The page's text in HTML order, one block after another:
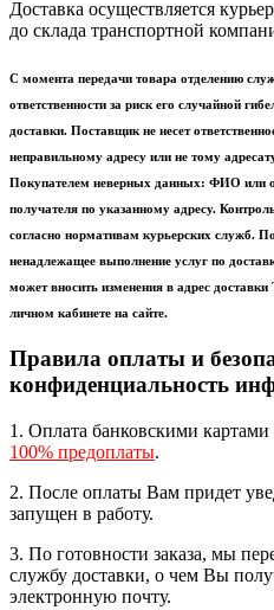
Доставка осуществляется
до склада транспортной
С момента передачи товара отделению
ответственности за риск его случайной
доставки. Поставщик не несет
неправильному адресу или не тому
Покупателем неверных данных: ФИО или
получателя по указанному адресу.
согласно нормативам курьерских служб.
ненадлежащее выполнение услуг по
может вносить изменения в адрес доставки
личном кабинете на сайте.
Правила оплаты и
конфиденциальность
1. Оплата банковскими картами
100% предоплаты.
2. После оплаты Вам придет
запущен в работу.
3. По готовности заказа, мы
службу доставки, о чем Вы
электронную почту.